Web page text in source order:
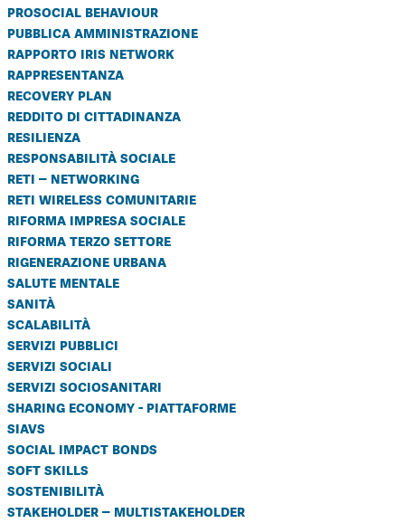
prosocial behaviour
pubblica amministrazione
rapporto iris network
rappresentanza
recovery plan
reddito di cittadinanza
resilienza
responsabilità sociale
reti – networking
reti wireless comunitarie
riforma impresa sociale
riforma terzo settore
rigenerazione urbana
salute mentale
sanità
scalabilità
servizi pubblici
servizi sociali
servizi sociosanitari
sharing economy - piattaforme
siavs
social impact bonds
soft skills
sostenibilità
stakeholder – multistakeholder